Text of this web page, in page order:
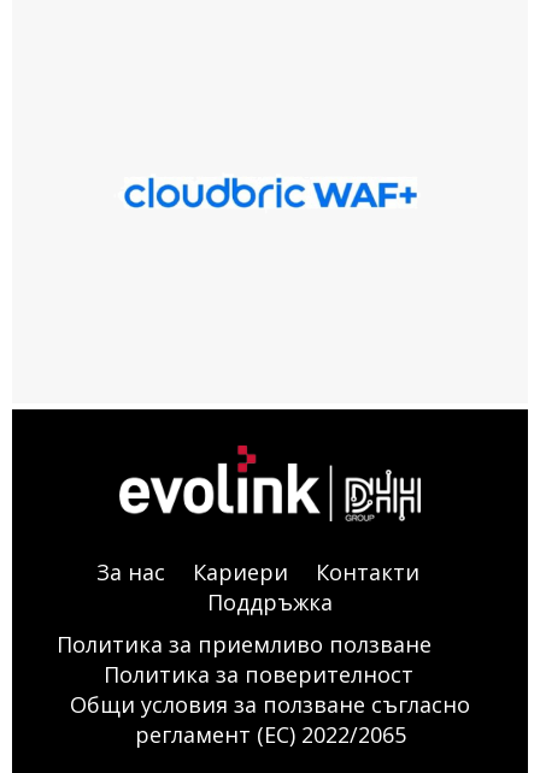
За нас Кариери
Контакти
Поддръжка
Политика за приемливо ползване
Политика за поверителност
Общи условия за ползване съгласно
регламент (ЕС) 2022/2065